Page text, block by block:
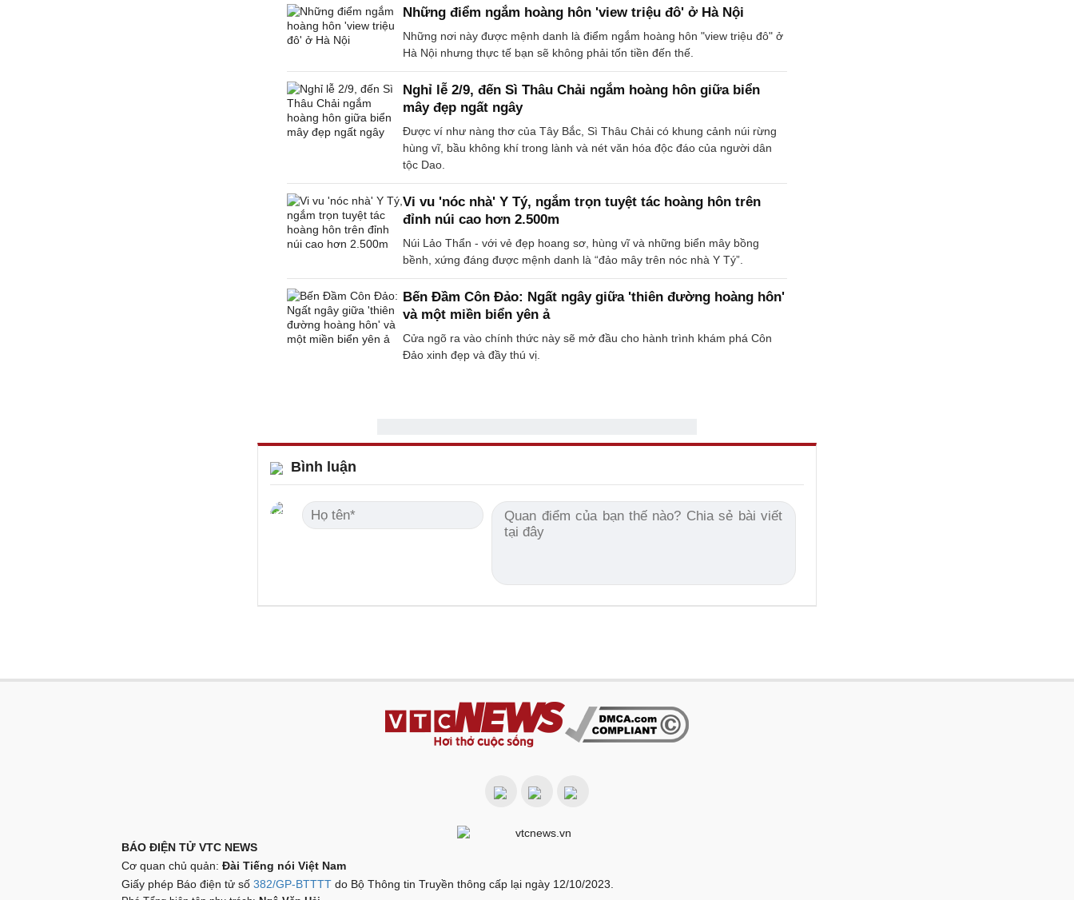
Những điểm ngắm hoàng hôn 'view triệu đô' ở Hà Nội
Những nơi này được mệnh danh là điểm ngắm hoàng hôn "view triệu đô" ở
Hà Nội nhưng thực tế bạn sẽ không phải tốn tiền đến thế.
Nghỉ lễ 2/9, đến Sì Thâu Chải ngắm hoàng hôn giữa biển
mây đẹp ngất ngây
Được ví như nàng thơ của Tây Bắc, Sì Thâu Chải có khung cảnh núi rừng
hùng vĩ, bầu không khí trong lành và nét văn hóa độc đáo của người dân
tộc Dao.
Vi vu 'nóc nhà' Y Tý, ngắm trọn tuyệt tác hoàng hôn trên
đỉnh núi cao hơn 2.500m
Núi Lảo Thẩn - với vẻ đẹp hoang sơ, hùng vĩ và những biển mây bồng
bềnh, xứng đáng được mệnh danh là “đảo mây trên nóc nhà Y Tý”.
Bến Đầm Côn Đảo: Ngất ngây giữa 'thiên đường hoàng hôn'
và một miền biển yên ả
Cửa ngõ ra vào chính thức này sẽ mở đầu cho hành trình khám phá Côn
Đảo xinh đẹp và đầy thú vị.
Bình luận
BÁO ĐIỆN TỬ VTC NEWS
Cơ quan chủ quản: Đài Tiếng nói Việt Nam
Giấy phép Báo điện tử số 382/GP-BTTTT do Bộ Thông tin Truyền thông cấp lại ngày 12/10/2023.